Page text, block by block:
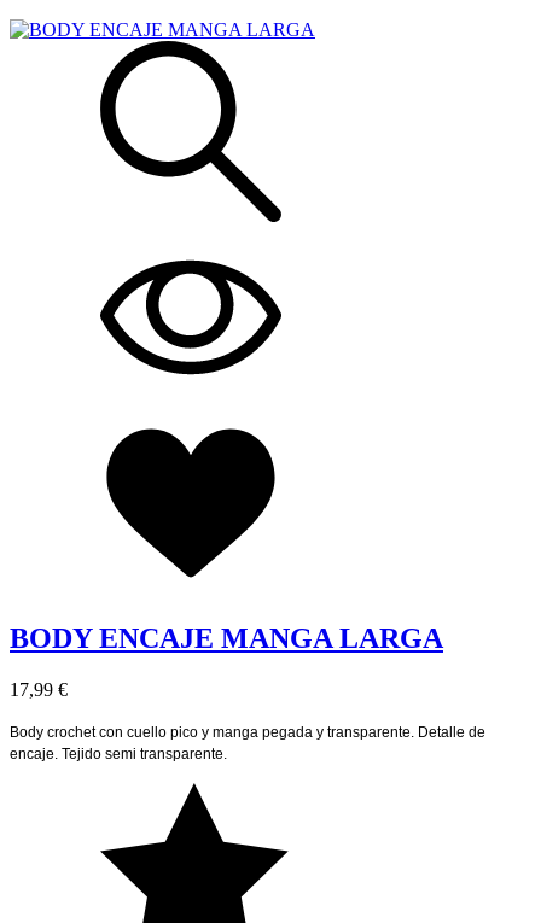
BODY ENCAJE MANGA LARGA
17,99 €
Body crochet con cuello pico y manga pegada y transparente. Detalle de
encaje. Tejido semi transparente.